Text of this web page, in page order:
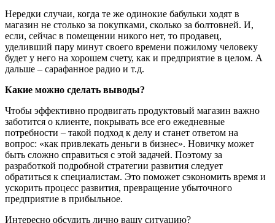
Нередки случаи, когда те же одинокие бабульки ходят в
магазин не столько за покупками, сколько за болтовней. И,
если, сейчас в помещении никого нет, то продавец,
уделивший пару минут своего времени пожилому человеку
будет у него на хорошем счету, как и предприятие в целом. А
дальше – сарафанное радио и т.д.
Какие можно сделать выводы?
Чтобы эффективно продвигать продуктовый магазин важно
заботится о клиенте, покрывать все его ежедневные
потребности – такой подход к делу и станет ответом на
вопрос: «как привлекать деньги в бизнес». Новичку может
быть сложно справиться с этой задачей. Поэтому за
разработкой подробной стратегии развития следует
обратиться к специалистам. Это поможет сэкономить время и
ускорить процесс развития, превращение убыточного
предприятие в прибыльное.
Интересно обсудить лично вашу ситуацию?